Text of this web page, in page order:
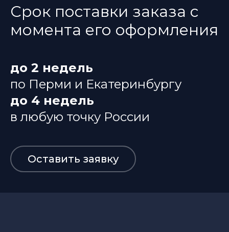
Срок поставки заказа с
момента его оформления
до 2 недель
по Перми и Екатеринбургу
до 4 недель
в любую точку России
Оставить заявку